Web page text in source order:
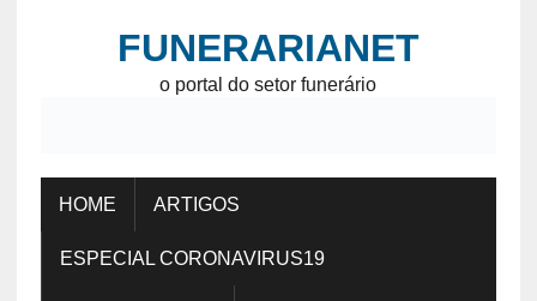
FUNERARIANET
o portal do setor funerário
HOME ARTIGOS
ESPECIAL CORONAVIRUS19